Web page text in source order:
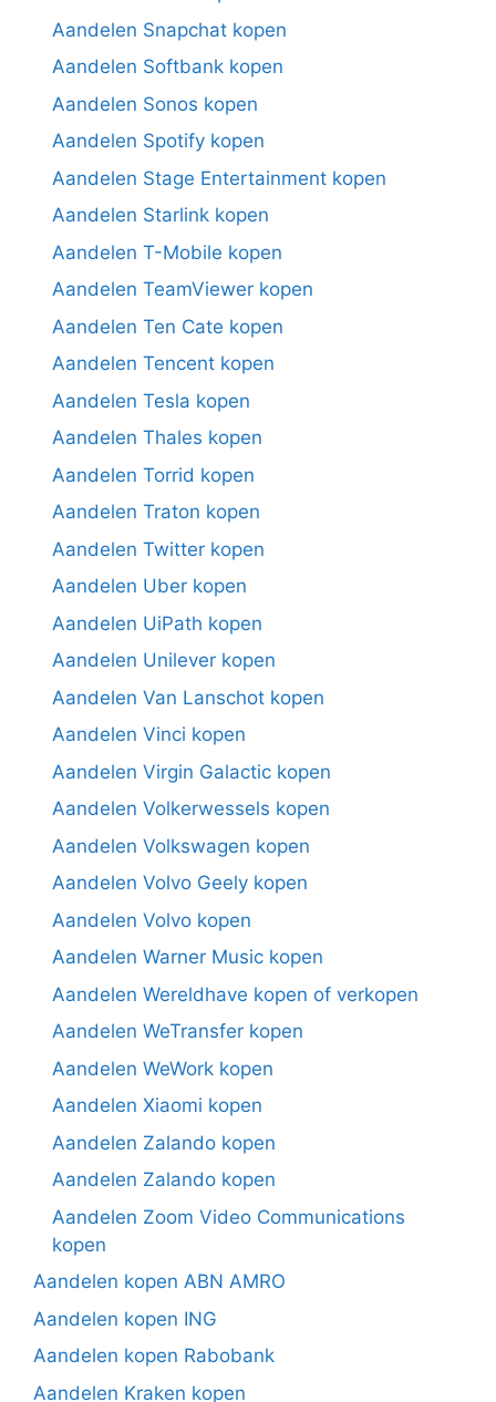
Aandelen Snapchat kopen
Aandelen Softbank kopen
Aandelen Sonos kopen
Aandelen Spotify kopen
Aandelen Stage Entertainment kopen
Aandelen Starlink kopen
Aandelen T-Mobile kopen
Aandelen TeamViewer kopen
Aandelen Ten Cate kopen
Aandelen Tencent kopen
Aandelen Tesla kopen
Aandelen Thales kopen
Aandelen Torrid kopen
Aandelen Traton kopen
Aandelen Twitter kopen
Aandelen Uber kopen
Aandelen UiPath kopen
Aandelen Unilever kopen
Aandelen Van Lanschot kopen
Aandelen Vinci kopen
Aandelen Virgin Galactic kopen
Aandelen Volkerwessels kopen
Aandelen Volkswagen kopen
Aandelen Volvo Geely kopen
Aandelen Volvo kopen
Aandelen Warner Music kopen
Aandelen Wereldhave kopen of verkopen
Aandelen WeTransfer kopen
Aandelen WeWork kopen
Aandelen Xiaomi kopen
Aandelen Zalando kopen
Aandelen Zalando kopen
Aandelen Zoom Video Communications
kopen
Aandelen kopen ABN AMRO
Aandelen kopen ING
Aandelen kopen Rabobank
Aandelen Kraken kopen